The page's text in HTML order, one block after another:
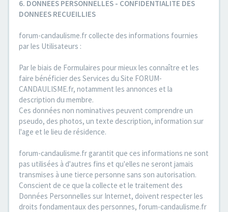
6. DONNEES PERSONNELLES - CONFIDENTIALITE DES
DONNEES RECUEILLIES
forum-candaulisme.fr collecte des informations fournies
par les Utilisateurs :
Par le biais de Formulaires pour mieux les connaître et les
faire bénéficier des Services du Site FORUM-
CANDAULISME.fr, notamment les annonces et la
description du membre.
Ces données non nominatives peuvent comprendre un
pseudo, des photos, un texte description, information sur
l'age et le lieu de résidence.
forum-candaulisme.fr garantit que ces informations ne sont
pas utilisées à d'autres fins et qu'elles ne seront jamais
transmises à une tierce personne sans son autorisation.
Conscient de ce que la collecte et le traitement des
Données Personnelles sur Internet, doivent respecter les
droits fondamentaux des personnes, forum-candaulisme.fr